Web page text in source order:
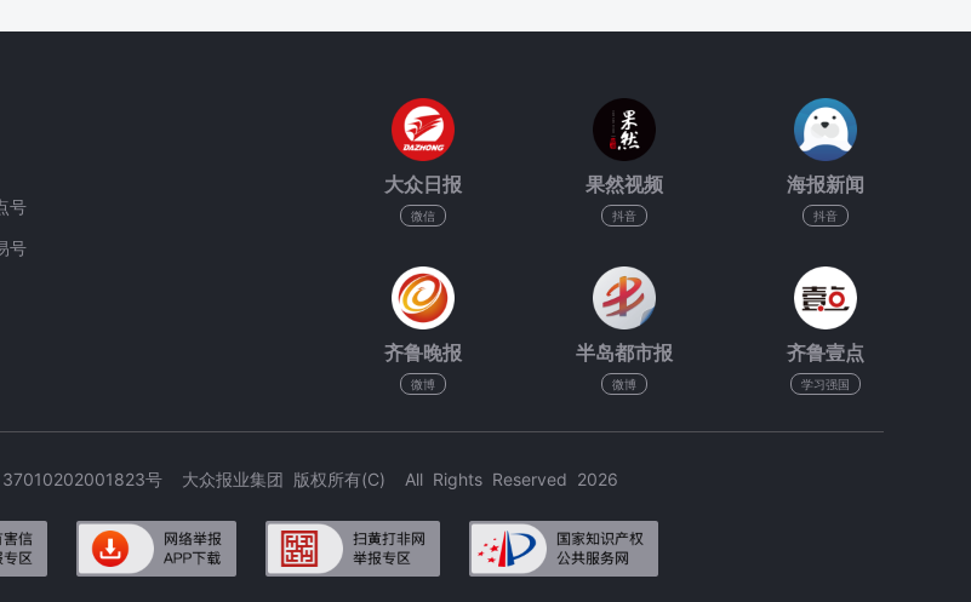
号
号
大众日报
微信
果然视频
抖音
海报新闻
抖音
齐鲁晚报
微博
半岛都市报
微博
齐鲁壹点
学习强国
37010202001823号 大众报业集团 版权所有(C) All Rights Reserved 2026